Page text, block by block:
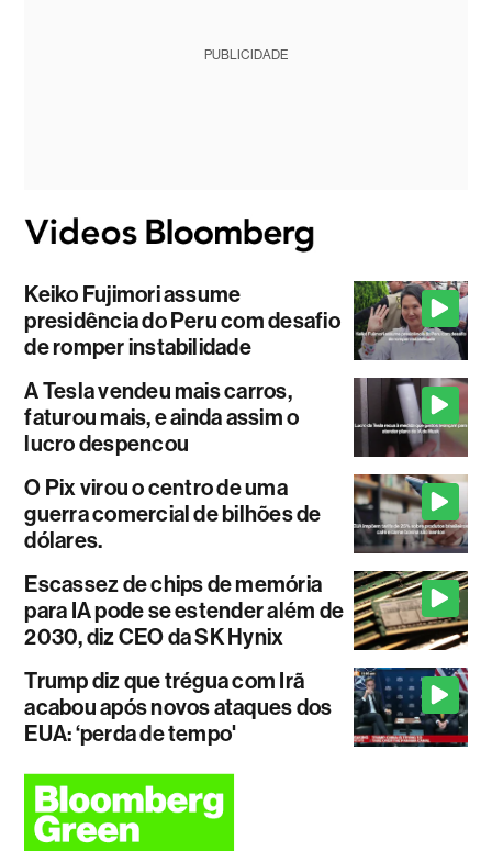
PUBLICIDADE
Keiko Fujimori assume
presidência do Peru com desafio
de romper instabilidade
A Tesla vendeu mais carros,
faturou mais, e ainda assim o
lucro despencou
O Pix virou o centro de uma
guerra comercial de bilhões de
dólares.
Escassez de chips de memória
para IA pode se estender além de
2030, diz CEO da SK Hynix
Trump diz que trégua com Irã
acabou após novos ataques dos
EUA: ‘perda de tempo'